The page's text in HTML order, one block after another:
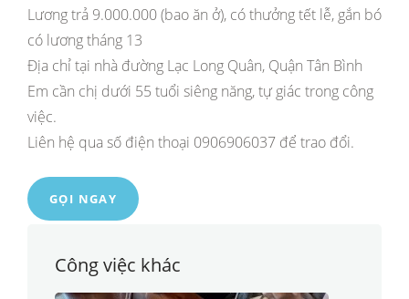
Lương trả 9.000.000 (bao ăn ở), có thưởng tết lễ, gắn bó
có lương tháng 13
Địa chỉ tại nhà đường Lạc Long Quân, Quận Tân Bình
Em cần chị dưới 55 tuổi siêng năng, tự giác trong công
việc.
Liên hệ qua số điện thoại 0906906037 để trao đổi.
GỌI NGAY
Công việc khác